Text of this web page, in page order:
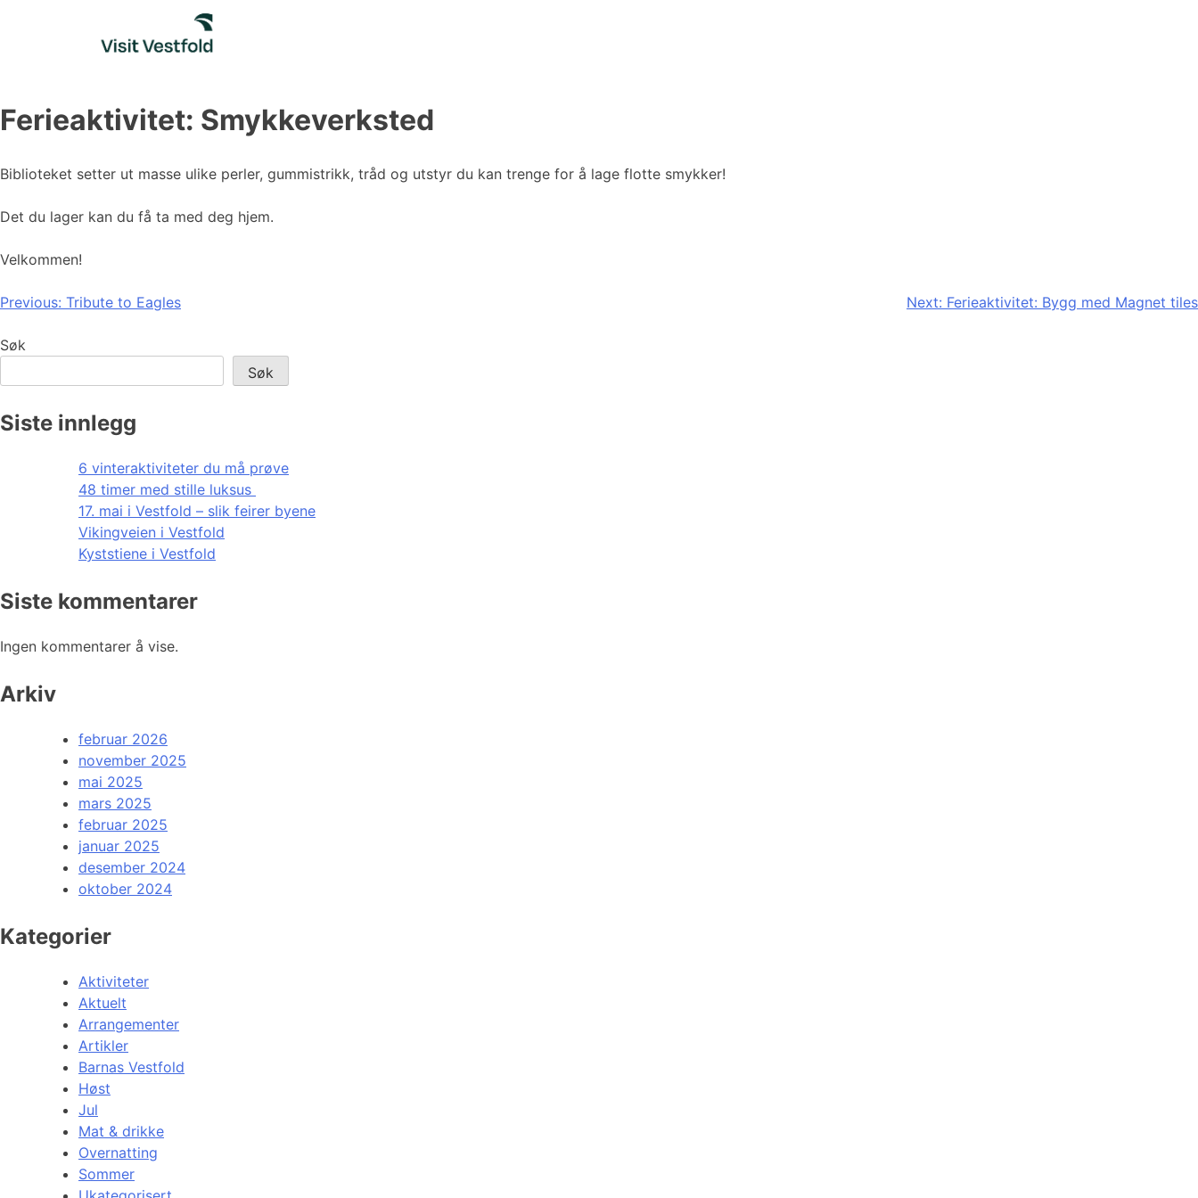
Ferieaktivitet: Smykkeverksted
Biblioteket setter ut masse ulike perler, gummistrikk, tråd og utstyr du kan trenge for å lage flotte smykker!
Det du lager kan du få ta med deg hjem.
Velkommen!
Innleggsnavigasjon
Previous: Tribute to Eagles Next: Ferieaktivitet: Bygg med Magnet tiles
Søk
Søk
Siste innlegg
6 vinteraktiviteter du må prøve
48 timer med stille luksus
17. mai i Vestfold – slik feirer byene
Vikingveien i Vestfold
Kyststiene i Vestfold
Siste kommentarer
Ingen kommentarer å vise.
Arkiv
februar 2026
november 2025
mai 2025
mars 2025
februar 2025
januar 2025
desember 2024
oktober 2024
Kategorier
Aktiviteter
Aktuelt
Arrangementer
Artikler
Barnas Vestfold
Høst
Jul
Mat & drikke
Overnatting
Sommer